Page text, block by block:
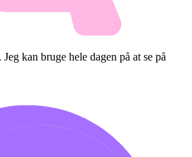
kan bruge hele dagen på at se på